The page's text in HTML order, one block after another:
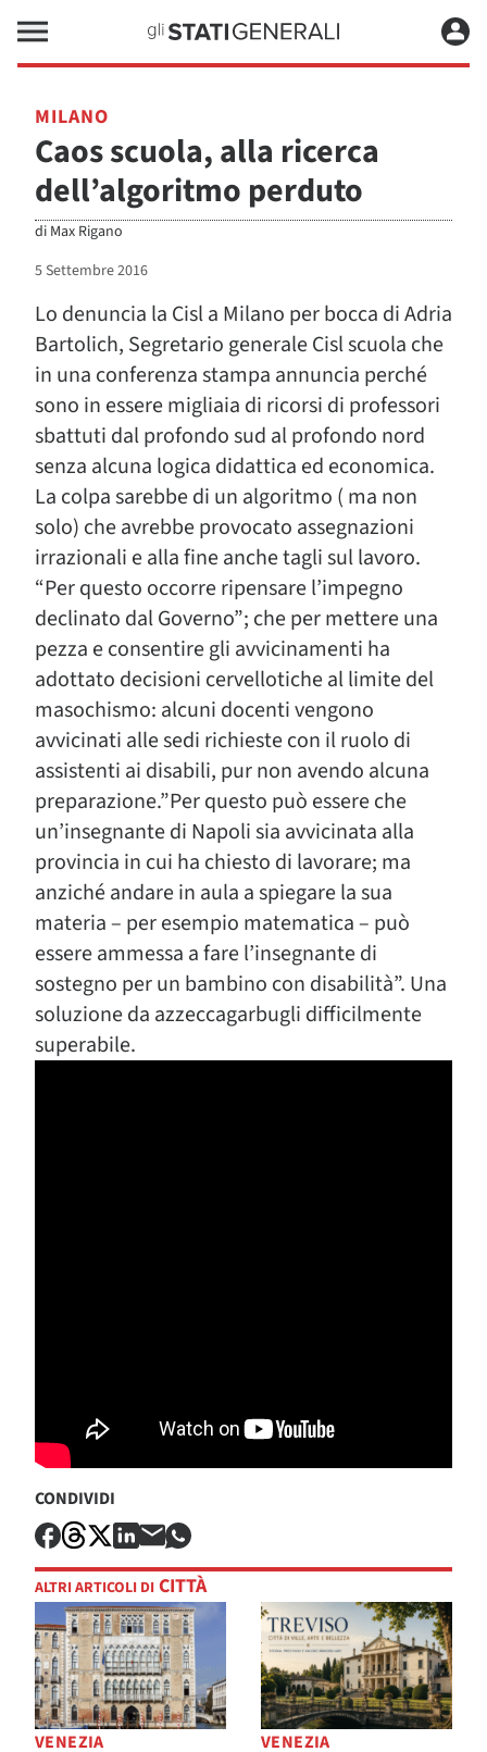
MILANO
Caos scuola, alla ricerca
dell’algoritmo perduto
di Max Rigano
5 Settembre 2016
Lo denuncia la Cisl a Milano per bocca di Adria
Bartolich, Segretario generale Cisl scuola che
in una conferenza stampa annuncia perché
sono in essere migliaia di ricorsi di professori
sbattuti dal profondo sud al profondo nord
senza alcuna logica didattica ed economica.
La colpa sarebbe di un algoritmo ( ma non
solo) che avrebbe provocato assegnazioni
irrazionali e alla fine anche tagli sul lavoro.
“Per questo occorre ripensare l’impegno
declinato dal Governo”; che per mettere una
pezza e consentire gli avvicinamenti ha
adottato decisioni cervellotiche al limite del
masochismo: alcuni docenti vengono
avvicinati alle sedi richieste con il ruolo di
assistenti ai disabili, pur non avendo alcuna
preparazione.”Per questo può essere che
un’insegnante di Napoli sia avvicinata alla
provincia in cui ha chiesto di lavorare; ma
anziché andare in aula a spiegare la sua
materia – per esempio matematica – può
essere ammessa a fare l’insegnante di
sostegno per un bambino con disabilità”. Una
soluzione da azzeccagarbugli difficilmente
superabile.
CONDIVIDI
ALTRI ARTICOLI DI CITTÀ
VENEZIA VENEZIA